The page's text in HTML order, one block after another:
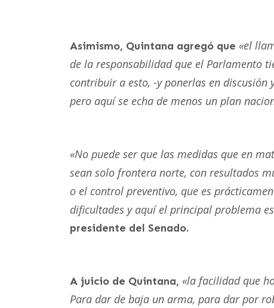
Asimismo, Quintana agregó que «el
de la responsabilidad que el Parlamento
contribuir a esto, -y ponerlas en discusión
pero aquí se echa de menos un plan
«No puede ser que las medidas que en
sean solo frontera norte, con resultados
o el control preventivo, que es
dificultades y aquí el principal problema
presidente del Senado.
A juicio de Quintana, «la facilidad que
Para dar de baja un arma, para dar por